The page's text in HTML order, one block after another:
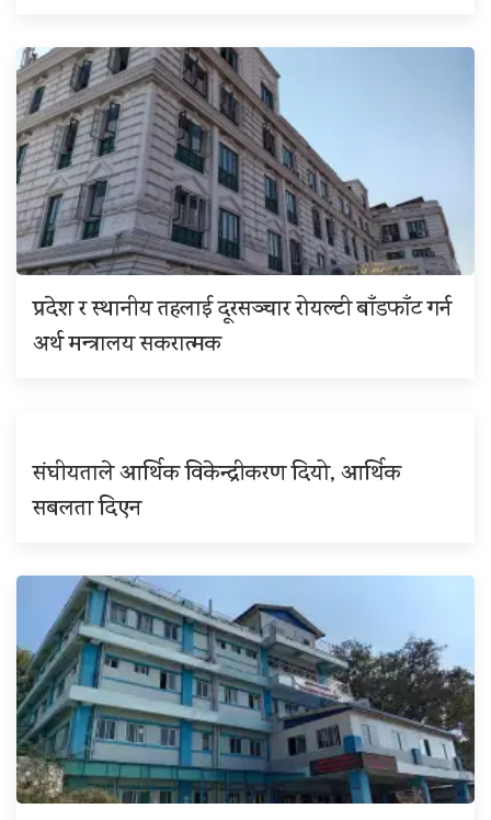
प्रदेश र स्थानीय तहलाई दूरसञ्चार रोयल्टी बाँडफाँट गर्न
अर्थ मन्त्रालय सकरात्मक
संघीयताले आर्थिक विकेन्द्रीकरण दियो, आर्थिक
सबलता दिएन